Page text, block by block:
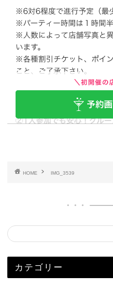
HOME IMG_3539
カテゴリー